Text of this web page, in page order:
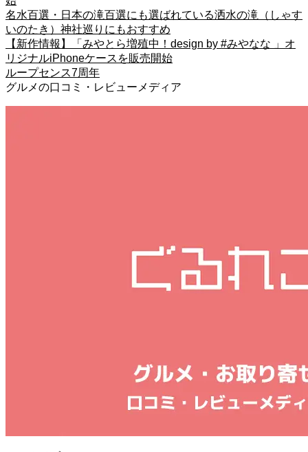
名水百選・日本の滝百選にも選ばれている洒水の滝（しゃす
いのたき）神社巡りにもおすすめ
【新作情報】「みやとら増殖中！design by #みやなな 」オ
リジナルiPhoneケースを販売開始
ループセンス7周年
グルメの口コミ・レビューメディア